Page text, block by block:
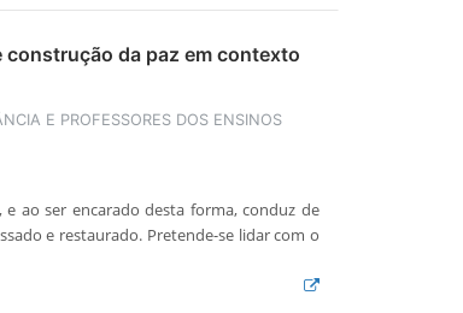
construção da paz em contexto
E PROFESSORES DOS ENSINOS
ao ser encarado desta forma, conduz de
e restaurado. Pretende-se lidar com o